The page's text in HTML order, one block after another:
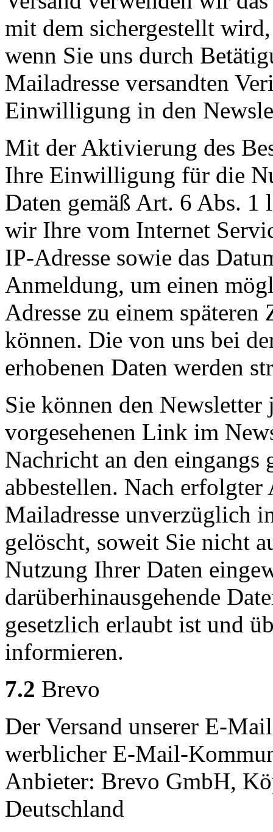
mit dem sichergestellt
wenn Sie uns durch
Mailadresse versandten
Einwilligung in den
Mit der Aktivierung des
Ihre Einwilligung für die
Daten gemäß Art. 6 Abs.
wir Ihre vom Internet
IP-Adresse sowie das
Anmeldung, um einen
Adresse zu einem
können. Die von uns bei
erhobenen Daten werden
Sie können den
vorgesehenen Link im
Nachricht an den eingangs
abbestellen. Nach
Mailadresse unverzüglich
gelöscht, soweit Sie nicht
Nutzung Ihrer Daten
darüberhinausgehende
gesetzlich erlaubt ist und
informieren.
7.2 Brevo
Der Versand unserer E-
werblicher E-Mail-
Anbieter: Brevo GmbH,
Deutschland